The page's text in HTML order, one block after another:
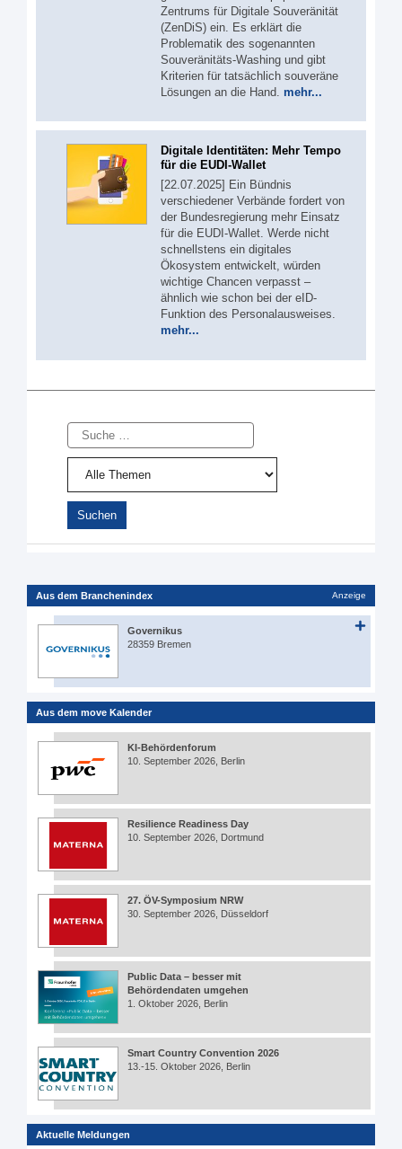
Zentrums für Digitale Souveränität
(ZenDiS) ein. Es erklärt die
Problematik des sogenannten
Souveränitäts-Washing und gibt
Kriterien für tatsächlich souveräne
Lösungen an die Hand. mehr...
Digitale Identitäten: Mehr Tempo
für die EUDI-Wallet
[22.07.2025] Ein Bündnis
verschiedener Verbände fordert von
der Bundesregierung mehr Einsatz
für die EUDI-Wallet. Werde nicht
schnellstens ein digitales
Ökosystem entwickelt, würden
wichtige Chancen verpasst –
ähnlich wie schon bei der eID-
Funktion des Personalausweises.
mehr...
Suche
Aus dem Branchenindex Anzeige
Governikus
28359 Bremen
Aus dem move Kalender
KI-Behördenforum
10. September 2026, Berlin
Resilience Readiness Day
10. September 2026, Dortmund
27. ÖV-Symposium NRW
30. September 2026, Düsseldorf
Public Data – besser mit
Behördendaten umgehen
1. Oktober 2026, Berlin
Smart Country Convention 2026
13.-15. Oktober 2026, Berlin
Aktuelle Meldungen